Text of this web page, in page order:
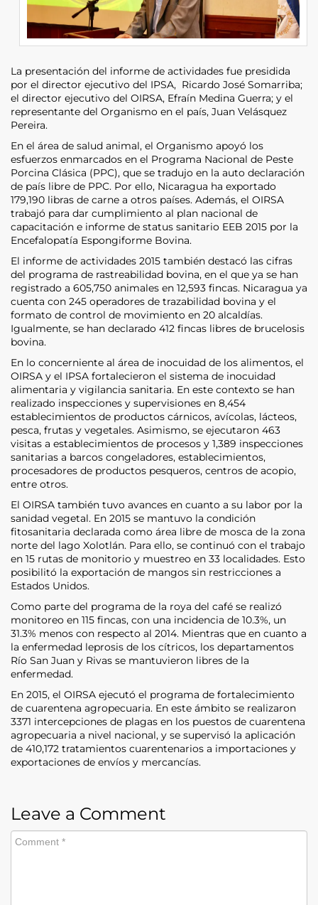
La presentación del informe de actividades fue presidida
por el director ejecutivo del IPSA, Ricardo José Somarriba;
el director ejecutivo del OIRSA, Efraín Medina Guerra; y el
representante del Organismo en el país, Juan Velásquez
Pereira.
En el área de salud animal, el Organismo apoyó los
esfuerzos enmarcados en el Programa Nacional de Peste
Porcina Clásica (PPC), que se tradujo en la auto declaración
de país libre de PPC. Por ello, Nicaragua ha exportado
179,190 libras de carne a otros países. Además, el OIRSA
trabajó para dar cumplimiento al plan nacional de
capacitación e informe de status sanitario EEB 2015 por la
Encefalopatía Espongiforme Bovina.
El informe de actividades 2015 también destacó las cifras
del programa de rastreabilidad bovina, en el que ya se han
registrado a 605,750 animales en 12,593 fincas. Nicaragua ya
cuenta con 245 operadores de trazabilidad bovina y el
formato de control de movimiento en 20 alcaldías.
Igualmente, se han declarado 412 fincas libres de brucelosis
bovina.
En lo concerniente al área de inocuidad de los alimentos, el
OIRSA y el IPSA fortalecieron el sistema de inocuidad
alimentaria y vigilancia sanitaria. En este contexto se han
realizado inspecciones y supervisiones en 8,454
establecimientos de productos cárnicos, avícolas, lácteos,
pesca, frutas y vegetales. Asimismo, se ejecutaron 463
visitas a establecimientos de procesos y 1,389 inspecciones
sanitarias a barcos congeladores, establecimientos,
procesadores de productos pesqueros, centros de acopio,
entre otros.
El OIRSA también tuvo avances en cuanto a su labor por la
sanidad vegetal. En 2015 se mantuvo la condición
fitosanitaria declarada como área libre de mosca de la zona
norte del lago Xolotlán. Para ello, se continuó con el trabajo
en 15 rutas de monitorio y muestreo en 33 localidades. Esto
posibilitó la exportación de mangos sin restricciones a
Estados Unidos.
Como parte del programa de la roya del café se realizó
monitoreo en 115 fincas, con una incidencia de 10.3%, un
31.3% menos con respecto al 2014. Mientras que en cuanto a
la enfermedad leprosis de los cítricos, los departamentos
Río San Juan y Rivas se mantuvieron libres de la
enfermedad.
En 2015, el OIRSA ejecutó el programa de fortalecimiento
de cuarentena agropecuaria. En este ámbito se realizaron
3371 intercepciones de plagas en los puestos de cuarentena
agropecuaria a nivel nacional, y se supervisó la aplicación
de 410,172 tratamientos cuarentenarios a importaciones y
exportaciones de envíos y mercancías.
Leave a Comment